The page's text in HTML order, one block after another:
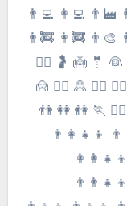
👩‍🎓 👨‍🎓 👩‍🎤
👩‍💼 👨‍💼 👩‍🔧
👩‍✈️ 👨‍✈️ 👩‍🚀
🙇 💁 💁‍♂️ 🙅 🙅‍♂️
🙍‍♂️ 💇 💇‍♂️ 💆
💑 👩‍❤️‍👩